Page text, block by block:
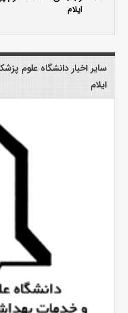
ایلام
سایر اخبار دانشگاه علوم
ایلام